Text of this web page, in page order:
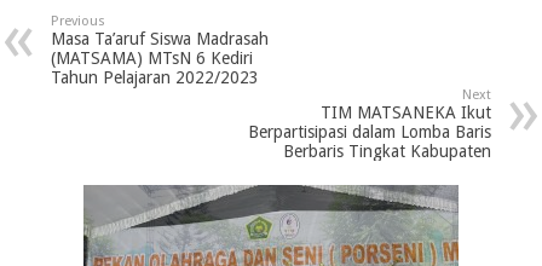
Previous
Masa Ta’aruf Siswa Madrasah
(MATSAMA) MTsN 6 Kediri
Tahun Pelajaran 2022/2023
Next
TIM MATSANEKA Ikut
Berpartisipasi dalam Lomba Baris
Berbaris Tingkat Kabupaten